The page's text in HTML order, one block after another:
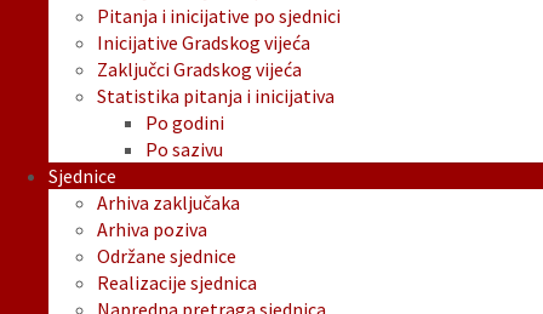
Pitanja i inicijative po sjednici
Inicijative Gradskog vijeća
Zaključci Gradskog vijeća
Statistika pitanja i inicijativa
Po godini
Po sazivu
Sjednice
Arhiva zaključaka
Arhiva poziva
Održane sjednice
Realizacije sjednica